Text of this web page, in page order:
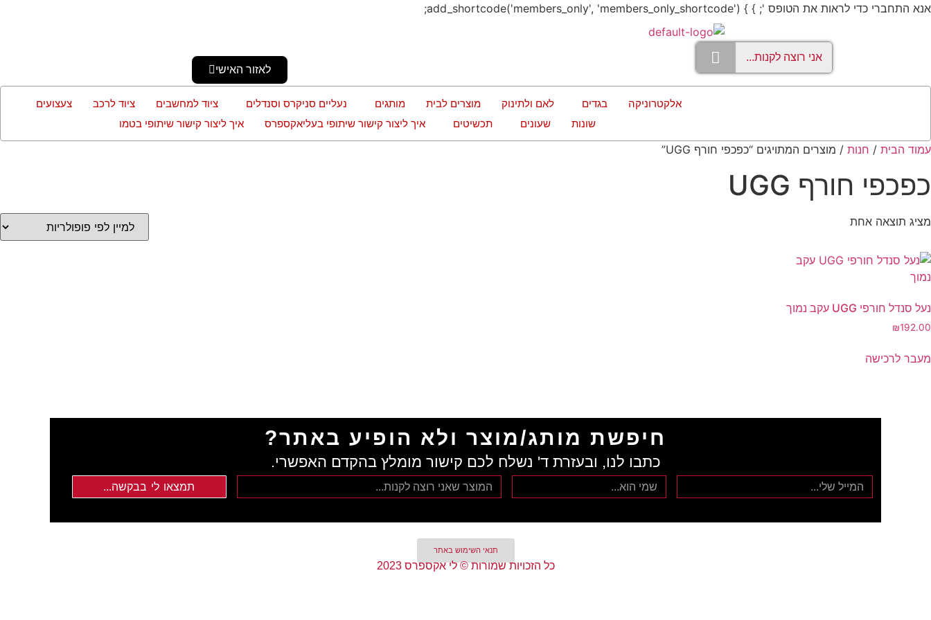
אנא התחברי כדי לראות את הטופס '; } } add_shortcode('members_only', 'members_only_shortcode');
לאזור האישי
אלקטרוניקה בגדים לאם ולתינוק מוצרים לבית מותגים נעליים סניקרס וסנדלים ציוד למחשבים ציוד לרכב
צעצועים
שונות
שעונים תכשיטים איך ליצור קישור שיתופי בעליאקספרס איך ליצור קישור שיתופי בטמו
עמוד הבית / חנות / מוצרים המתויגים “כפכפי חורף UGG”
כפכפי חורף UGG
מציג תוצאה אחת
נעל סנדל חורפי UGG עקב נמוך
₪192.00
מעבר לרכישה
חיפשת מותג/מוצר ולא הופיע באתר?
כתבו לנו, ובעזרת ד' נשלח לכם קישור מומלץ בהקדם האפשרי.
תמצאו לי בבקשה...
תנאי השימוש באתר
כל הזכויות שמורות © לי אקספרס 2023